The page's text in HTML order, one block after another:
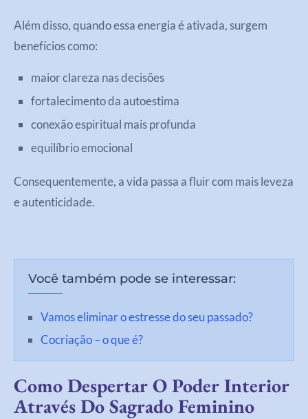
Além disso, quando essa energia é ativada, surgem
benefícios como:
maior clareza nas decisões
fortalecimento da autoestima
conexão espiritual mais profunda
equilíbrio emocional
Consequentemente, a vida passa a fluir com mais leveza
e autenticidade.
Você também pode se interessar:
Vamos eliminar o estresse do seu passado?
Cocriação – o que é?
Como Despertar O Poder Interior
Através Do Sagrado Feminino